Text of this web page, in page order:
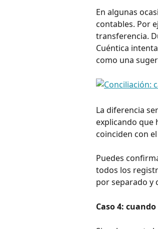
En algunas
contables. Por
transferencia.
Cuéntica
como una
La diferencia
explicando que
coinciden con
Puedes
todos los
por separado y
Caso 4: